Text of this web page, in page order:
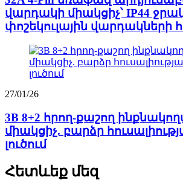
վարդակի միակցիչ՝ IP44
փոշեկուլային վարդակների
27/01/26
3B 8+2 հրող-քաշող
միակցիչ. բարձր
լուծում
Հետևեք մեզ